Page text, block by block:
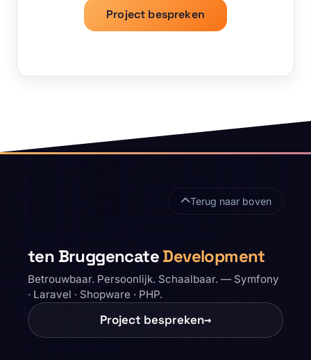
Project bespreken
Terug naar boven
ten BruggencateDevelopment
Betrouwbaar. Persoonlijk. Schaalbaar. — Symfony
· Laravel · Shopware · PHP.
Project bespreken→